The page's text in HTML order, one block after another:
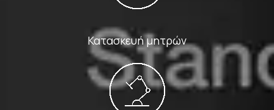
Κατασκευή μητρών